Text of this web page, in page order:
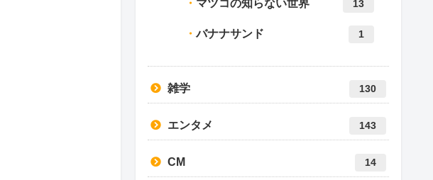
マツコの知らない世界 13
バナナサンド 1
雑学 130
エンタメ 143
CM 14